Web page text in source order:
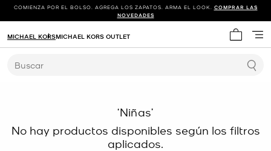
COMIENZA POR EL BOLSO. AGREGA LOS ZAPATOS. ARMA EL LOOK. COMPRAR LAS
NOVEDADES
Mi
MICHAEL KORSMICHAEL KORS OUTLET
Buscar
‘Niñas’
No hay productos disponibles según los filtros
aplicados.